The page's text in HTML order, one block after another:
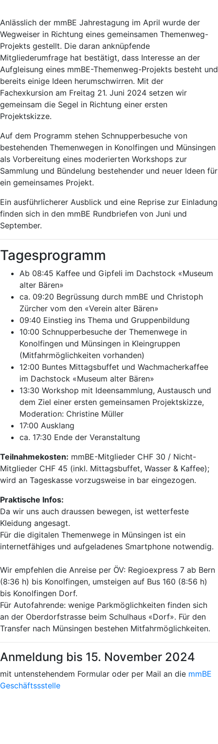
Anlässlich der mmBE Jahrestagung im April wurde der
Wegweiser in Richtung eines gemeinsamen Themenweg-
Projekts gestellt. Die daran anknüpfende
Mitgliederumfrage hat bestätigt, dass Interesse an der
Aufgleisung eines mmBE-Themenweg-Projekts besteht und
bereits einige Ideen herumschwirren. Mit der
Fachexkursion am Freitag 21. Juni 2024 setzen wir
gemeinsam die Segel in Richtung einer ersten
Projektskizze.
Auf dem Programm stehen Schnupperbesuche von
bestehenden Themenwegen in Konolfingen und Münsingen
als Vorbereitung eines moderierten Workshops zur
Sammlung und Bündelung bestehender und neuer Ideen für
ein gemeinsames Projekt.
Ein ausführlicherer Ausblick und eine Reprise zur Einladung
finden sich in den mmBE Rundbriefen von Juni und
September.
Tagesprogramm
Ab 08:45 Kaffee und Gipfeli im Dachstock «Museum
alter Bären»
ca. 09:20 Begrüssung durch mmBE und Christoph
Zürcher vom den «Verein alter Bären»
09:40 Einstieg ins Thema und Gruppenbildung
10:00 Schnupperbesuche der Themenwege in
Konolfingen und Münsingen in Kleingruppen
(Mitfahrmöglichkeiten vorhanden)
12:00 Buntes Mittagsbuffet und Wachmacherkaffee
im Dachstock «Museum alter Bären»
13:30 Workshop mit Ideensammlung, Austausch und
dem Ziel einer ersten gemeinsamen Projektskizze,
Moderation: Christine Müller
17:00 Ausklang
ca. 17:30 Ende der Veranstaltung
Teilnahmekosten: mmBE-Mitglieder CHF 30 / Nicht-
Mitglieder CHF 45 (inkl. Mittagsbuffet, Wasser & Kaffee);
wird an Tageskasse vorzugsweise in bar eingezogen.
Praktische Infos:
Da wir uns auch draussen bewegen, ist wetterfeste
Kleidung angesagt.
Für die digitalen Themenwege in Münsingen ist ein
internetfähiges und aufgeladenes Smartphone notwendig.
Wir empfehlen die Anreise per ÖV: Regioexpress 7 ab Bern
(8:36 h) bis Konolfingen, umsteigen auf Bus 160 (8:56 h)
bis Konolfingen Dorf.
Für Autofahrende: wenige Parkmöglichkeiten finden sich
an der Oberdorfstrasse beim Schulhaus «Dorf». Für den
Transfer nach Münsingen bestehen Mitfahrmöglichkeiten.
Anmeldung bis 15. November 2024
mit untenstehendem Formular oder per Mail an die mmBE
Geschäftssstelle